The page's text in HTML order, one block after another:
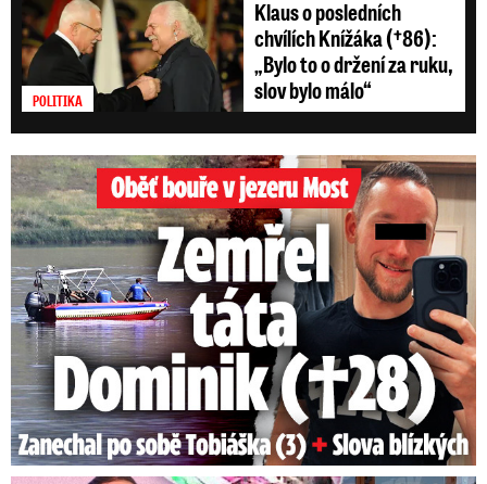
POLITIKA
Klaus o posledních
chvílích Knížáka (†86):
„Bylo to o držení za ruku,
slov bylo málo“
Oběť bouře v jezeru Most: Zemřel táta Dominik (†28)